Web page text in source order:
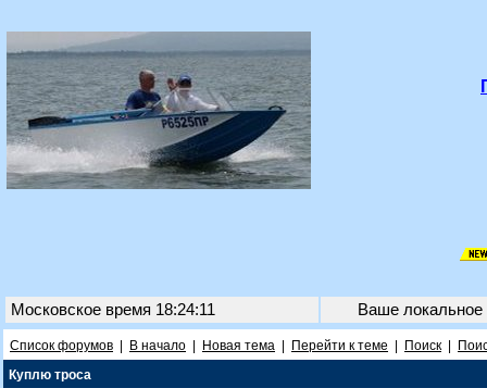
Московское время 18:24:11 Ваше
Список форумов В начало Новая тема Перейти к теме Поиск
Куплю троса